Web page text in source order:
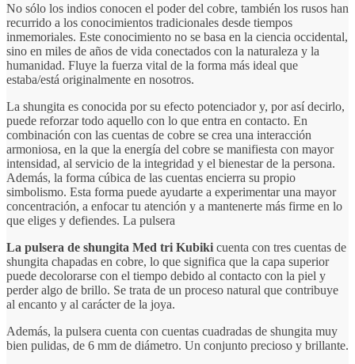
No sólo los indios conocen el poder del cobre, también los rusos han
recurrido a los conocimientos tradicionales desde tiempos
inmemoriales. Este conocimiento no se basa en la ciencia occidental,
sino en miles de años de vida conectados con la naturaleza y la
humanidad. Fluye la fuerza vital de la forma más ideal que
estaba/está originalmente en nosotros.
La shungita es conocida por su efecto potenciador y, por así decirlo,
puede reforzar todo aquello con lo que entra en contacto. En
combinación con las cuentas de cobre se crea una interacción
armoniosa, en la que la energía del cobre se manifiesta con mayor
intensidad, al servicio de la integridad y el bienestar de la persona.
Además, la forma cúbica de las cuentas encierra su propio
simbolismo. Esta forma puede ayudarte a experimentar una mayor
concentración, a enfocar tu atención y a mantenerte más firme en lo
que eliges y defiendes. La pulsera
La pulsera de shungita Med tri Kubiki cuenta con tres cuentas de
shungita chapadas en cobre, lo que significa que la capa superior
puede decolorarse con el tiempo debido al contacto con la piel y
perder algo de brillo. Se trata de un proceso natural que contribuye
al encanto y al carácter de la joya.
Además, la pulsera cuenta con cuentas cuadradas de shungita muy
bien pulidas, de 6 mm de diámetro. Un conjunto precioso y brillante.